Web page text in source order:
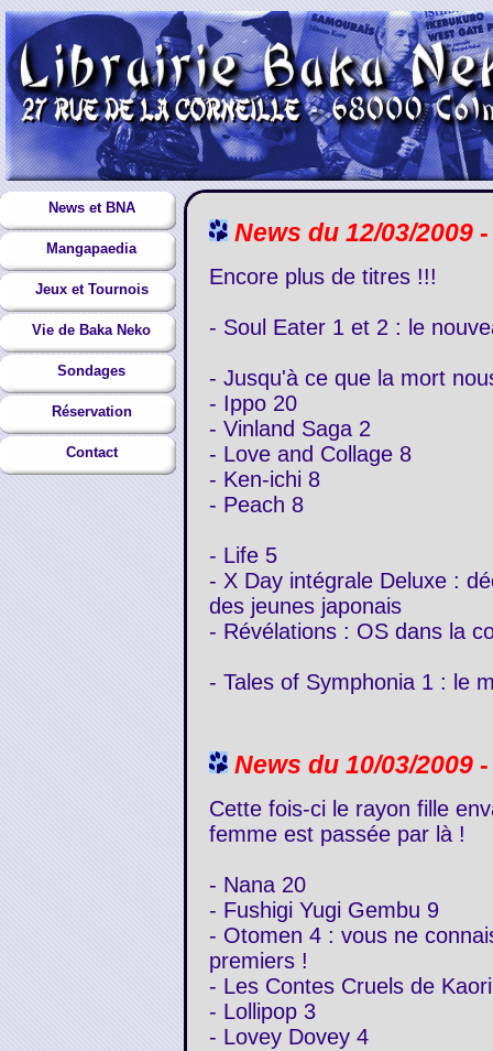
News et BNA
Mangapaedia
Jeux et Tournois
Vie de Baka Neko
Sondages
Réservation
Contact
News du 12/03/2009
Encore plus de titres !!!
- Soul Eater 1 et 2 : le
- Jusqu'à ce que la mort
- Ippo 20
- Vinland Saga 2
- Love and Collage 8
- Ken-ichi 8
- Peach 8
- Life 5
- X Day intégrale Deluxe :
des jeunes japonais
- Révélations : OS dans la
- Tales of Symphonia 1 : le
News du 10/03/2009
Cette fois-ci le rayon fille
femme est passée par là !
- Nana 20
- Fushigi Yugi Gembu 9
- Otomen 4 : vous ne
premiers !
- Les Contes Cruels de
- Lollipop 3
- Lovey Dovey 4